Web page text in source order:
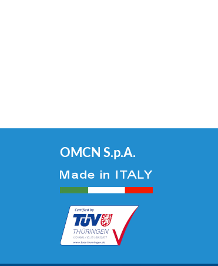
OMCN S.p.A.